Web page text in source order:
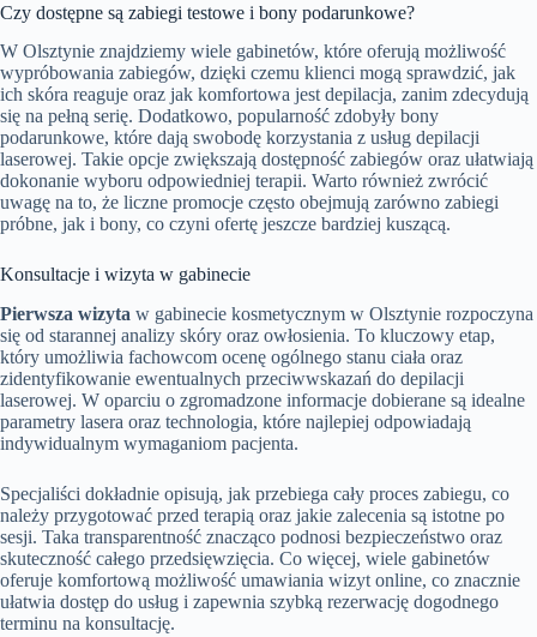
Czy dostępne są zabiegi testowe i bony podarunkowe?
W Olsztynie znajdziemy wiele gabinetów, które oferują możliwość
wypróbowania zabiegów, dzięki czemu klienci mogą sprawdzić, jak
ich skóra reaguje oraz jak komfortowa jest depilacja, zanim zdecydują
się na pełną serię. Dodatkowo, popularność zdobyły bony
podarunkowe, które dają swobodę korzystania z usług depilacji
laserowej. Takie opcje zwiększają dostępność zabiegów oraz ułatwiają
dokonanie wyboru odpowiedniej terapii. Warto również zwrócić
uwagę na to, że liczne promocje często obejmują zarówno zabiegi
próbne, jak i bony, co czyni ofertę jeszcze bardziej kuszącą.
Konsultacje i wizyta w gabinecie
Pierwsza wizyta w gabinecie kosmetycznym w Olsztynie rozpoczyna
się od starannej analizy skóry oraz owłosienia. To kluczowy etap,
który umożliwia fachowcom ocenę ogólnego stanu ciała oraz
zidentyfikowanie ewentualnych przeciwwskazań do depilacji
laserowej. W oparciu o zgromadzone informacje dobierane są idealne
parametry lasera oraz technologia, które najlepiej odpowiadają
indywidualnym wymaganiom pacjenta.
Specjaliści dokładnie opisują, jak przebiega cały proces zabiegu, co
należy przygotować przed terapią oraz jakie zalecenia są istotne po
sesji. Taka transparentność znacząco podnosi bezpieczeństwo oraz
skuteczność całego przedsięwzięcia. Co więcej, wiele gabinetów
oferuje komfortową możliwość umawiania wizyt online, co znacznie
ułatwia dostęp do usług i zapewnia szybką rezerwację dogodnego
terminu na konsultację.